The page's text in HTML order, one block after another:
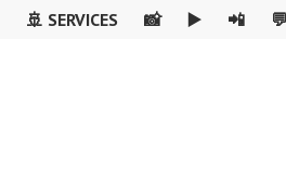
🚢 SERVICES 📸 ▶️ 📲 💬